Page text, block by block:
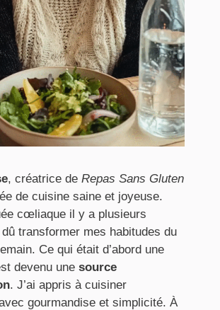
, créatrice de Repas Sans Gluten
de cuisine saine et joyeuse.
cœliaque il y a plusieurs
dû transformer mes habitudes du
Ce qui était d’abord une
devenu une source
. J’ai appris à cuisiner
gourmandise et simplicité. À